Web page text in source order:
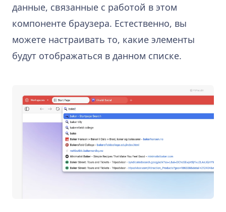
данные, связанные с работой в этом
компоненте браузера. Естественно, вы
можете настраивать то, какие элементы
будут отображаться в данном списке.